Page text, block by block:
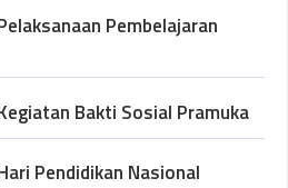
Pembelajaran
Bakti Sosial Pramuka
Pendidikan Nasional